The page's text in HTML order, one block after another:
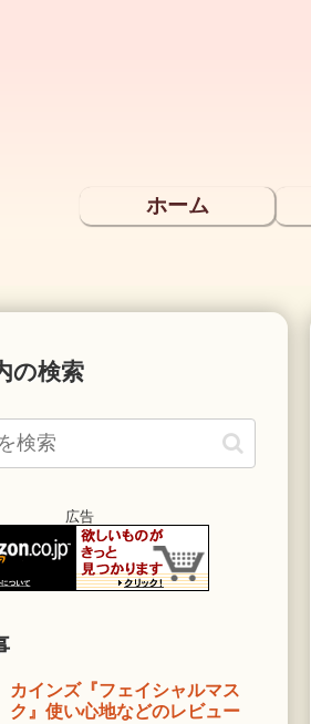
ホーム
の検索
広告
カインズ『フェイシャルマス
ク』使い心地などのレビュー